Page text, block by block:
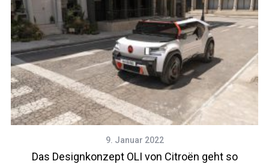
9. Januar 2022
Das Designkonzept OLI von Citroën geht so